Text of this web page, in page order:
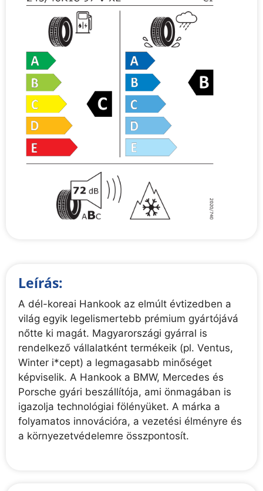
Leírás:
A dél-koreai Hankook az elmúlt évtizedben a
világ egyik legelismertebb prémium gyártójává
nőtte ki magát. Magyarországi gyárral is
rendelkező vállalatként termékeik (pl. Ventus,
Winter i*cept) a legmagasabb minőséget
képviselik. A Hankook a BMW, Mercedes és
Porsche gyári beszállítója, ami önmagában is
igazolja technológiai fölényüket. A márka a
folyamatos innovációra, a vezetési élményre és
a környezetvédelemre összpontosít.